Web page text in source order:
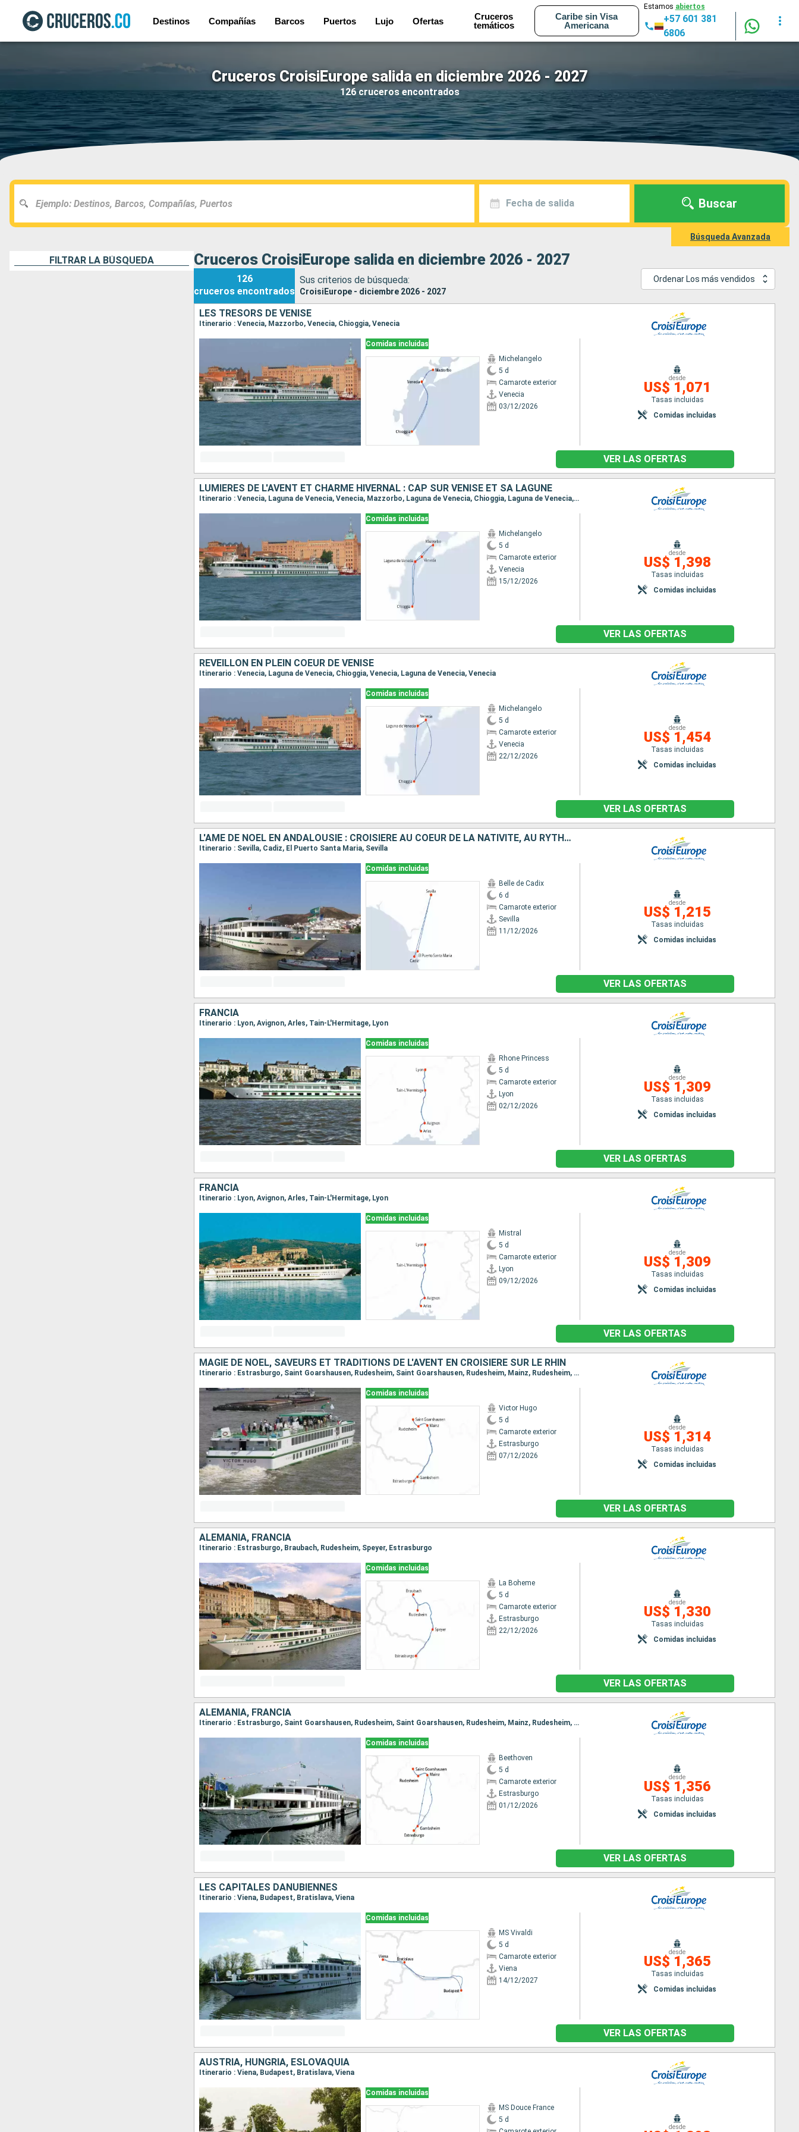
Destinos Compañías Barcos Puertos Lujo Ofertas
Cruceros
temáticos
Caribe sin Visa
Americana
Estamos abiertos
+57 601 381
6806
Cruceros CroisiEurope salida en diciembre 2026 - 2027
126 cruceros encontrados
Fecha de salida Buscar
Búsqueda Avanzada
FILTRAR LA BÚSQUEDA Cruceros CroisiEurope salida en diciembre 2026 - 2027
126
cruceros encontrados
Sus criterios de búsqueda:
CroisiEurope - diciembre 2026 - 2027
Ordenar Los más vendidos
LES TRÉSORS DE VENISE
Itinerario : Venecia, Mazzorbo, Venecia, Chioggia, Venecia
Comidas incluidas
Michelangelo
5 d
Camarote exterior
Venecia
03/12/2026
desde
US$ 1,071
Tasas incluidas
Comidas incluidas
VER LAS OFERTAS
LUMIÈRES DE L'AVENT ET CHARME HIVERNAL : CAP SUR VENISE ET SA LAGUNE
Itinerario : Venecia, Laguna de Venecia, Venecia, Mazzorbo, Laguna de Venecia, Chioggia, Laguna de Venecia, Venecia
Comidas incluidas
Michelangelo
5 d
Camarote exterior
Venecia
15/12/2026
desde
US$ 1,398
Tasas incluidas
Comidas incluidas
VER LAS OFERTAS
RÉVEILLON EN PLEIN COEUR DE VENISE
Itinerario : Venecia, Laguna de Venecia, Chioggia, Venecia, Laguna de Venecia, Venecia
Comidas incluidas
Michelangelo
5 d
Camarote exterior
Venecia
22/12/2026
desde
US$ 1,454
Tasas incluidas
Comidas incluidas
VER LAS OFERTAS
L'ÂME DE NOËL EN ANDALOUSIE : CROISIÈRE AU COEUR DE LA NATIVITÉ, AU RYTHME DES TRADITIONS DE NOËL ESPAGNOLES ET DES MARCHÉS FESTIFS
Itinerario : Sevilla, Cadiz, El Puerto Santa Maria, Sevilla
Comidas incluidas
Belle de Cadix
6 d
Camarote exterior
Sevilla
11/12/2026
desde
US$ 1,215
Tasas incluidas
Comidas incluidas
VER LAS OFERTAS
FRANCIA
Itinerario : Lyon, Avignon, Arles, Tain-L'Hermitage, Lyon
Comidas incluidas
Rhone Princess
5 d
Camarote exterior
Lyon
02/12/2026
desde
US$ 1,309
Tasas incluidas
Comidas incluidas
VER LAS OFERTAS
FRANCIA
Itinerario : Lyon, Avignon, Arles, Tain-L'Hermitage, Lyon
Comidas incluidas
Mistral
5 d
Camarote exterior
Lyon
09/12/2026
desde
US$ 1,309
Tasas incluidas
Comidas incluidas
VER LAS OFERTAS
MAGIE DE NOËL, SAVEURS ET TRADITIONS DE L'AVENT EN CROISIÈRE SUR LE RHIN
Itinerario : Estrasburgo, Saint Goarshausen, Rudesheim, Saint Goarshausen, Rudesheim, Mainz, Rudesheim, Mainz, Gambsheim, Estrasburgo, Gambsheim, Estrasburgo
Comidas incluidas
Victor Hugo
5 d
Camarote exterior
Estrasburgo
07/12/2026
desde
US$ 1,314
Tasas incluidas
Comidas incluidas
VER LAS OFERTAS
ALEMANIA, FRANCIA
Itinerario : Estrasburgo, Braubach, Rudesheim, Speyer, Estrasburgo
Comidas incluidas
La Boheme
5 d
Camarote exterior
Estrasburgo
22/12/2026
desde
US$ 1,330
Tasas incluidas
Comidas incluidas
VER LAS OFERTAS
ALEMANIA, FRANCIA
Itinerario : Estrasburgo, Saint Goarshausen, Rudesheim, Saint Goarshausen, Rudesheim, Mainz, Rudesheim, Mainz, Gambsheim, Estrasburgo, Gambsheim, Estrasburgo
Comidas incluidas
Beethoven
5 d
Camarote exterior
Estrasburgo
01/12/2026
desde
US$ 1,356
Tasas incluidas
Comidas incluidas
VER LAS OFERTAS
LES CAPITALES DANUBIENNES
Itinerario : Viena, Budapest, Bratislava, Viena
Comidas incluidas
MS Vivaldi
5 d
Camarote exterior
Viena
14/12/2027
desde
US$ 1,365
Tasas incluidas
Comidas incluidas
VER LAS OFERTAS
AUSTRIA, HUNGRÍA, ESLOVAQUIA
Itinerario : Viena, Budapest, Bratislava, Viena
Comidas incluidas
MS Douce France
5 d
desde